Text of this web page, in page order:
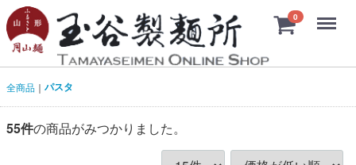
0 Menu
全商品 パスタ
55件の商品がみつかりました。